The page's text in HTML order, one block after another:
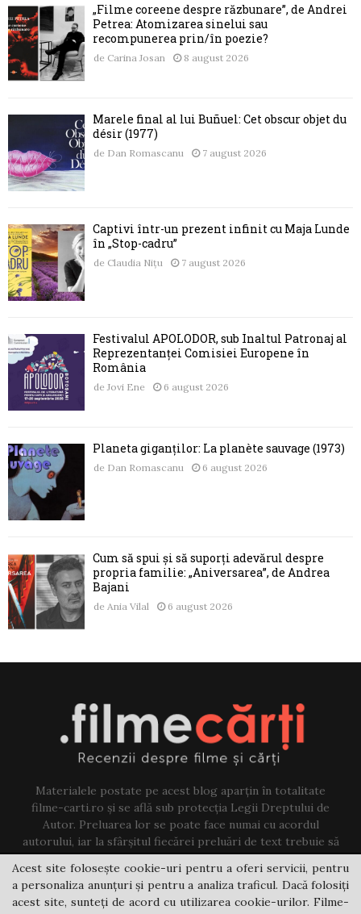
„Filme coreene despre răzbunare”, de Andrei
Petrea: Atomizarea sinelui sau
recompunerea prin/în poezie?
de Carina Josan 8 august 2026
Marele final al lui Buñuel: Cet obscur objet du
désir (1977)
de Dan Romascanu 7 august 2026
Captivi într-un prezent infinit cu Maja Lunde
în „Stop-cadru”
de Claudia Nițu 7 august 2026
Festivalul APOLODOR, sub Înaltul Patronaj al
Reprezentanței Comisiei Europene în
România
de Jovi Ene 6 august 2026
Planeta giganților: La planète sauvage (1973)
de Dan Romascanu 6 august 2026
Cum să spui și să suporți adevărul despre
propria familie: „Aniversarea”, de Andrea
Bajani
de Ania Vilal 6 august 2026
Materialele postate pe acest blog aparțin în totalitate
filme-carti.ro și se află sub protecția Legii Dreptului de
Autor. Preluarea lor se poate face numai cu acordul
autorului, iar la sfârșitul fiecărei preluări de text trebuie să
existe un link către acest blog.
Contact us:jovi@filme-carti.ro
Acest site folosește cookie-uri pentru a oferi servicii, pentru
a personaliza anunțuri și pentru a analiza traficul. Dacă folosiți
acest site, sunteți de acord cu utilizarea cookie-urilor. Filme-